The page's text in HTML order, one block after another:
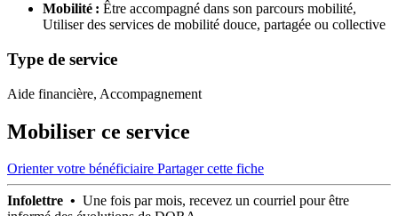
Mobilité : Être accompagné dans son parcours mobilité,
Utiliser des services de mobilité douce, partagée ou collective
Type de service
Aide financière, Accompagnement
Mobiliser ce service
Orienter votre bénéficiaire Partager cette fiche
Infolettre • Une fois par mois, recevez un courriel pour être